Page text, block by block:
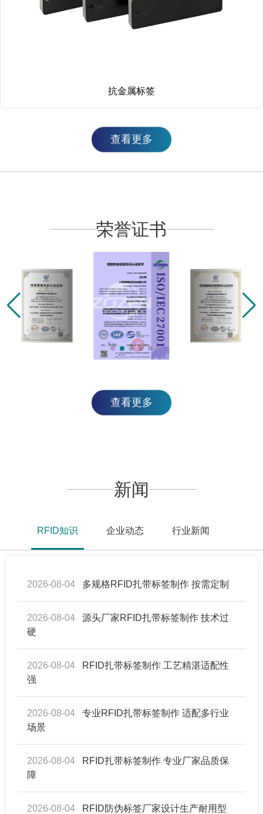
抗金属标签
查看更多
荣誉证书
查看更多
新闻
RFID知识 企业动态 行业新闻
2026-08-04 多规格RFID扎带标签制作 按需定制
2026-08-04
源头厂家RFID扎带标签制作 技术过
硬
2026-08-04
RFID扎带标签制作 工艺精湛适配性
强
2026-08-04
专业RFID扎带标签制作 适配多行业
场景
2026-08-04
RFID扎带标签制作 专业厂家品质保
障
2026-08-04
RFID防伪标签厂家设计生产耐用型